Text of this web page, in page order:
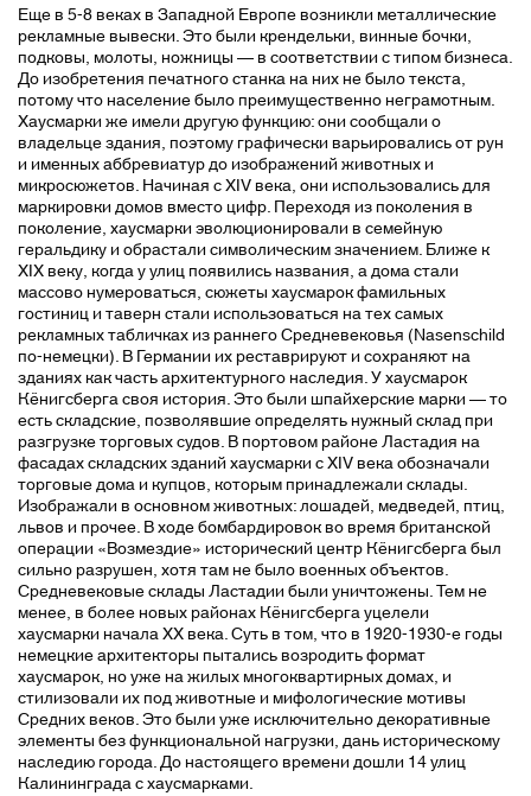
Еще в 5-8 веках в Западной Европе возникли металлические
рекламные вывески. Это были крендельки, винные бочки,
подковы, молоты, ножницы — в соответствии с типом бизнеса.
До изобретения печатного станка на них не было текста,
потому что население было преимущественно неграмотным.
Хаусмарки же имели другую функцию: они сообщали о
владельце здания, поэтому графически варьировались от рун
и именных аббревиатур до изображений животных и
микросюжетов. Начиная с XIV века, они использовались для
маркировки домов вместо цифр. Переходя из поколения в
поколение, хаусмарки эволюционировали в семейную
геральдику и обрастали символическим значением. Ближе к
XIX веку, когда у улиц появились названия, а дома стали
массово нумероваться, сюжеты хаусмарок фамильных
гостиниц и таверн стали использоваться на тех самых
рекламных табличках из раннего Средневековья (Nasenschild
по-немецки). В Германии их реставрируют и сохраняют на
зданиях как часть архитектурного наследия. У хаусмарок
Кёнигсберга своя история. Это были шпайхерские марки — то
есть складские, позволявшие определять нужный склад при
разгрузке торговых судов. В портовом районе Ластадия на
фасадах складских зданий хаусмарки с XIV века обозначали
торговые дома и купцов, которым принадлежали склады.
Изображали в основном животных: лошадей, медведей, птиц,
львов и прочее. В ходе бомбардировок во время британской
операции «Возмездие» исторический центр Кёнигсберга был
сильно разрушен, хотя там не было военных объектов.
Средневековые склады Ластадии были уничтожены. Тем не
менее, в более новых районах Кёнигсберга уцелели
хаусмарки начала XX века. Суть в том, что в 1920-1930-е годы
немецкие архитекторы пытались возродить формат
хаусмарок, но уже на жилых многоквартирных домах, и
стилизовали их под животные и мифологические мотивы
Средних веков. Это были уже исключительно декоративные
элементы без функциональной нагрузки, дань историческому
наследию города. До настоящего времени дошли 14 улиц
Калининграда с хаусмарками.